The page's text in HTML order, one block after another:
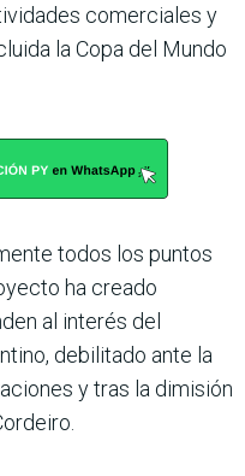
comerciales y
la Copa del Mundo
todos los puntos
ha creado
al interés del
debilitado ante la
y tras la dimisión